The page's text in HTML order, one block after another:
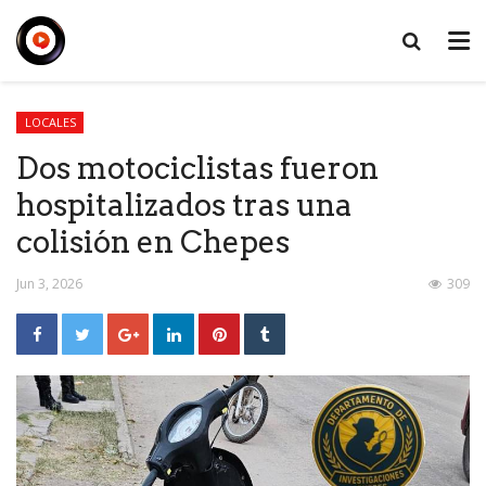
LOCALES
Dos motociclistas fueron
hospitalizados tras una
colisión en Chepes
Jun 3, 2026 309